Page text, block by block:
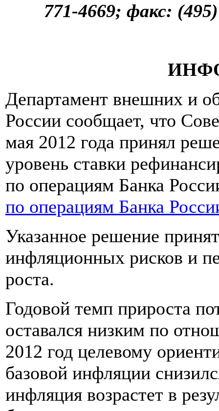
771-4669; факс:
Департамент внешних и
России сообщает, что
мая 2012 года принял
уровень ставки
по операциям Банка
по операциям Банка
Указанное решение
инфляционных рисков и
роста.
Годовой темп прироста
оставался низким по
2012 год целевому
базовой инфляции
инфляция возрастет в